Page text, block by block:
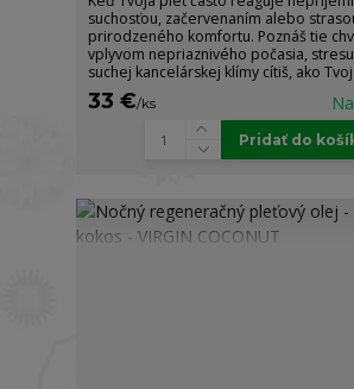
suchosťou, začervenaním alebo
prirodzeného komfortu. Poznáš tie
vplyvom nepriaznivého počasia,
suchej kancelárskej klímy cítiš, ako
33 €/ks
Pridať do